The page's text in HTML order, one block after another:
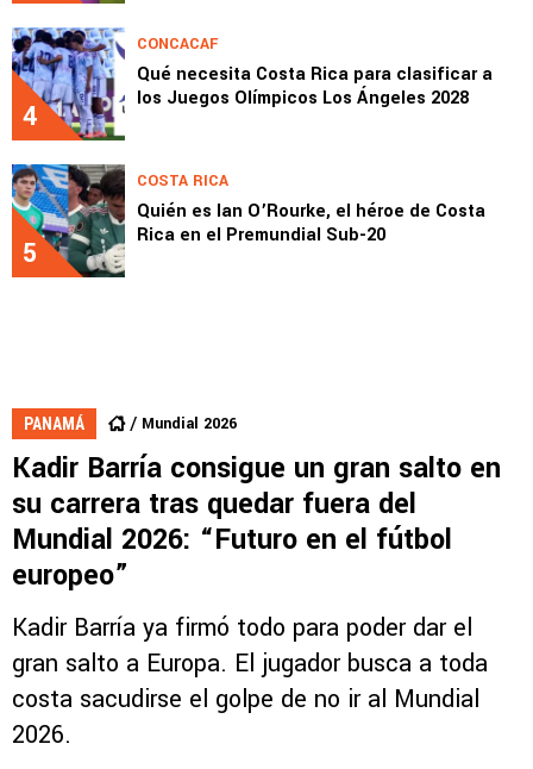
4
CONCACAF
Qué necesita Costa Rica para clasificar a
los Juegos Olímpicos Los Ángeles 2028
5
COSTA RICA
Quién es Ian O’Rourke, el héroe de Costa
Rica en el Premundial Sub-20
PANAMÁ Mundial 2026
Kadir Barría consigue un gran salto en
su carrera tras quedar fuera del
Mundial 2026: “Futuro en el fútbol
europeo”
Kadir Barría ya firmó todo para poder dar el
gran salto a Europa. El jugador busca a toda
costa sacudirse el golpe de no ir al Mundial
2026.